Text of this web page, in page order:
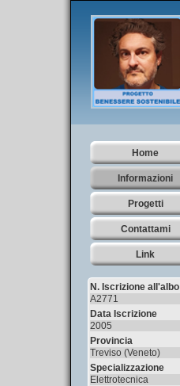
Home
Informazioni
Progetti
Contattami
Link
N. Iscrizione all'albo
A2771
Data Iscrizione
2005
Provincia
Treviso (Veneto)
Specializzazione
Elettrotecnica